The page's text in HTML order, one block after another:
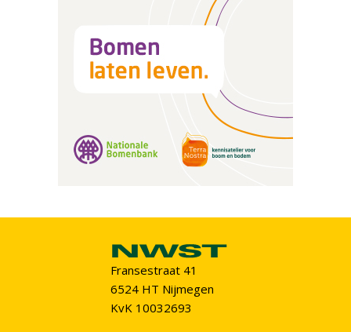
Fransestraat 41
6524 HT Nijmegen
KvK 10032693